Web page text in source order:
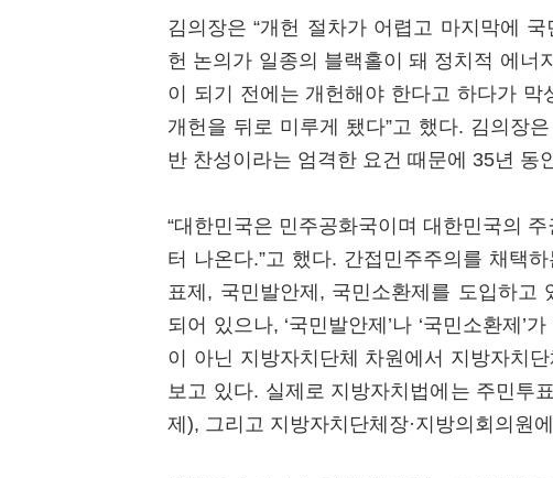
김의장은 “개헌 절차가 어렵고 마지막에
헌 논의가 일종의 블랙홀이 돼 정치적 에너
이 되기 전에는 개헌해야 한다고 하다가 막
개헌을 뒤로 미루게 됐다”고 했다. 김의장
반 찬성이라는 엄격한 요건 때문에 35년 동
“대한민국은 민주공화국이며 대한민국의
터 나온다.”고 했다. 간접민주주의를 채택
표제, 국민발안제, 국민소환제를 도입하고
되어 있으나, ‘국민발안제’나 ‘국민소환제
이 아닌 지방자치단체 차원에서 지방자치
보고 있다. 실제로 지방자치법에는 주민투
제), 그리고 지방자치단체장·지방의회의원